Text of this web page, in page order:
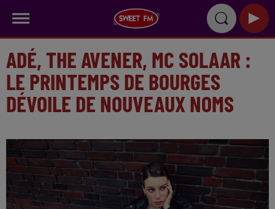
ADÉ, THE AVENER, MC SOLAAR :
LE PRINTEMPS DE BOURGES
DÉVOILE DE NOUVEAUX NOMS